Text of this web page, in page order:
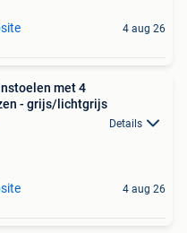
4 aug 26
met 4
- grijs/lichtgrijs
Details
4 aug 26